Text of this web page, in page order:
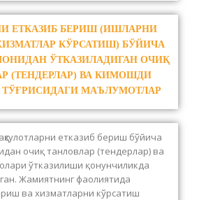
ЕТКАЗИБ БЕРИШ (ИШЛАРНИ
КЎРСАТИШ) БЎЙИЧА
ЎТКАЗИЛАДИГАН ОЧИҚ
(ТЕНДЕРЛАР) ВА КИМОШДИ
ТЎҒРИСИДАГИ МАЪЛУМОТЛАР
етказиб бериш бўйича
очиқ танловлар (тендерлар) ва
ўтказилиши қонунчиликда
Жамиятнинг фаолиятида
ва хизматларни кўрсатиш